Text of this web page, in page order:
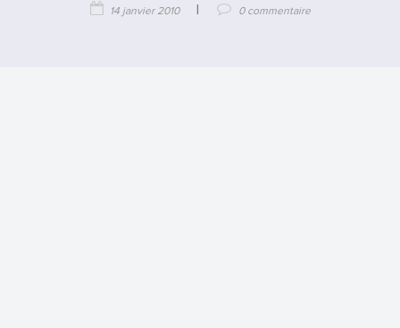
14 janvier 2010 0 commentaire